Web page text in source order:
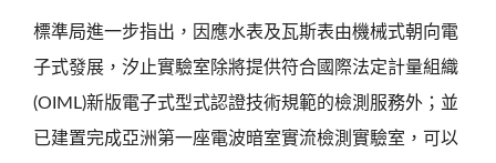
標準局進一步指出，因應水表及瓦斯表由機械式朝向電
子式發展，汐止實驗室除將提供符合國際法定計量組織
(OIML)新版電子式型式認證技術規範的檢測服務外；並
已建置完成亞洲第一座電波暗室實流檢測實驗室，可以